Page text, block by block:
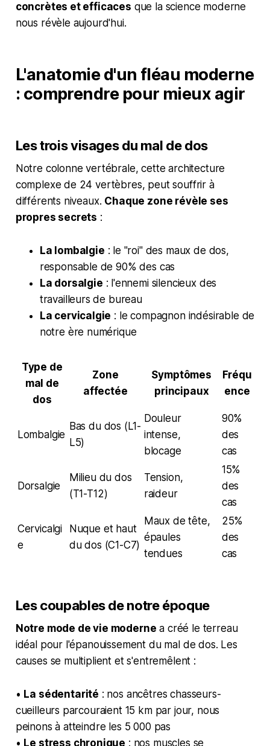
concrètes et efficaces que la science moderne
nous révèle aujourd'hui.
L'anatomie d'un fléau moderne
: comprendre pour mieux agir
Les trois visages du mal de dos
Notre colonne vertébrale, cette architecture
complexe de 24 vertèbres, peut souffrir à
différents niveaux. Chaque zone révèle ses
propres secrets :
La lombalgie : le "roi" des maux de dos,
responsable de 90% des cas
La dorsalgie : l'ennemi silencieux des
travailleurs de bureau
La cervicalgie : le compagnon indésirable de
notre ère numérique
Type de
mal de
dos
Zone
affectée
Symptômes
principaux
Fréqu
ence
Lombalgie
Bas du dos (L1-
L5)
Douleur
intense,
blocage
90%
des
cas
Dorsalgie
Milieu du dos
(T1-T12)
Tension,
raideur
15%
des
cas
Cervicalgi
e
Nuque et haut
du dos (C1-C7)
Maux de tête,
épaules
tendues
25%
des
cas
Les coupables de notre époque
Notre mode de vie moderne a créé le terreau
idéal pour l'épanouissement du mal de dos. Les
causes se multiplient et s'entremêlent :
• La sédentarité : nos ancêtres chasseurs-
cueilleurs parcouraient 15 km par jour, nous
peinons à atteindre les 5 000 pas
• Le stress chronique : nos muscles se